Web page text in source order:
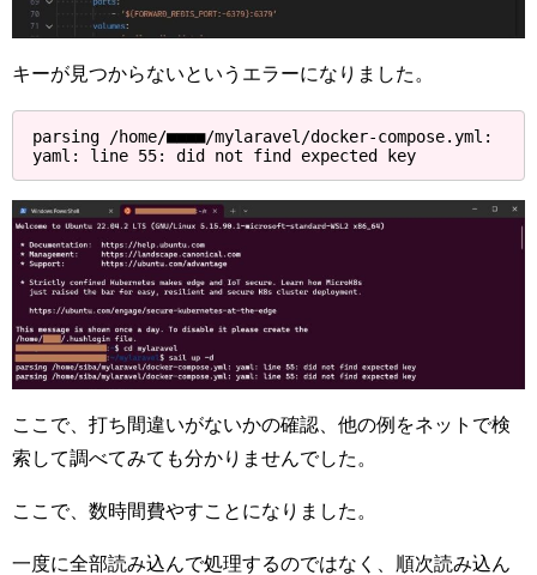
キーが見つからないというエラーになりました。
parsing /home/■■■■/mylaravel/docker-compose.yml:
yaml: line 55: did not find expected key
ここで、打ち間違いがないかの確認、他の例をネットで検
索して調べてみても分かりませんでした。
ここで、数時間費やすことになりました。
一度に全部読み込んで処理するのではなく、順次読み込ん